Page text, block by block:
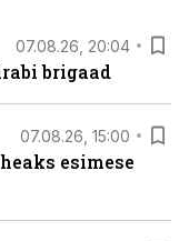
07.08.26, 20:04
brigaad
07.08.26, 15:00
esimese